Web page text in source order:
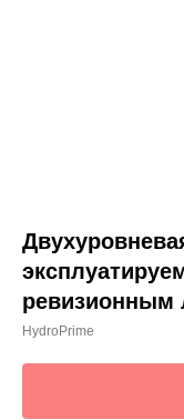
ревизионным
HydroPrime